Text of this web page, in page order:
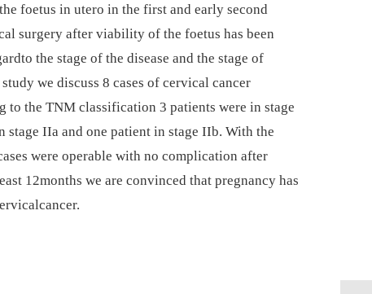
foetus in utero in the first and early second
surgery after viability of the foetus has been
the stage of the disease and the stage of
we discuss 8 cases of cervical cancer
to the TNM classification 3 patients were in stage
stage IIa and one patient in stage IIb. With the
were operable with no complication after
12months we are convinced that pregnancy has